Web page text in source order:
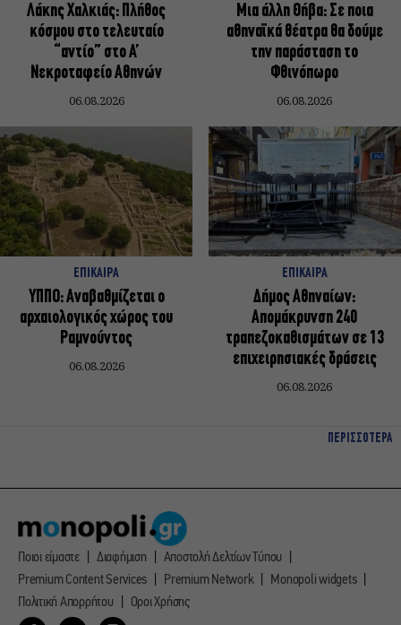
Λάκης Χαλκιάς: Πλήθος
κόσμου στο τελευταίο
“αντίο” στο Α’
Νεκροταφείο Αθηνών
06.08.2026
Μια άλλη Θήβα: Σε ποια
αθηναϊκά θέατρα θα δούμε
την παράσταση το
Φθινόπωρο
06.08.2026
ΕΠΙΚΑΙΡΑ
ΥΠΠΟ: Αναβαθμίζεται ο
αρχαιολογικός χώρος του
Ραμνούντος
06.08.2026
ΕΠΙΚΑΙΡΑ
Δήμος Αθηναίων:
Απομάκρυνση 240
τραπεζοκαθισμάτων σε 13
επιχειρησιακές δράσεις
06.08.2026
ΠΕΡΙΣΣΟΤΕΡΑ
Ποιοι είμαστε Διαφήμιση
Αποστολή Δελτίων Τύπου
Premium Content Services
Premium Network
Monopoli widgets
Πολιτική Απορρήτου
Οροι Χρήσης